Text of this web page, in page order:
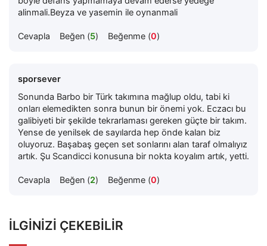
alinmali.Beyza ve yasemin ile oynanmali
Cevapla Beğen (5) Beğenme (0)
sporsever
Sonunda Barbo bir Türk takımına mağlup oldu, tabi ki
onları elemedikten sonra bunun bir önemi yok. Eczacı bu
galibiyeti bir şekilde tekrarlaması gereken güçte bir takım.
Yense de yenilsek de sayılarda hep önde kalan biz
oluyoruz. Başabaş geçen set sonlarını alan taraf olmalıyız
artık. Şu Scandicci konusuna bir nokta koyalım artık, yetti.
Cevapla Beğen (2) Beğenme (0)
İLGINIZI ÇEKEBILIR